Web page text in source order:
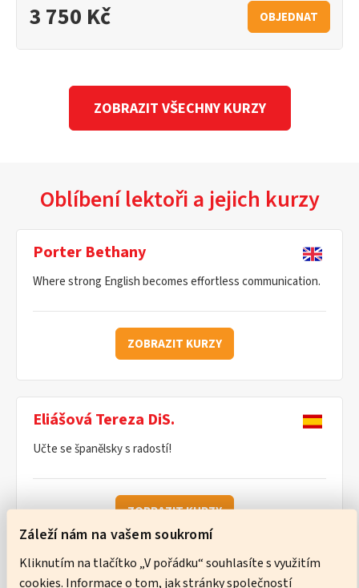
Záleží nám na vašem soukromí
Kliknutím na tlačítko „V pořádku“ souhlasíte s využitím
cookies. Informace o tom, jak stránky společností
3 750 Kč OBJEDNAT
ZOBRAZIT VŠECHNY KURZY
Oblíbení lektoři a jejich kurzy
Porter Bethany
Where strong English becomes effortless communication.
ZOBRAZIT KURZY
Eliášová Tereza DiS.
Učte se španělsky s radostí!
ZOBRAZIT KURZY